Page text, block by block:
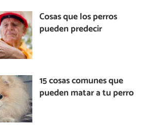
Cosas que los perros
pueden predecir
15 cosas comunes que
pueden matar a tu perro